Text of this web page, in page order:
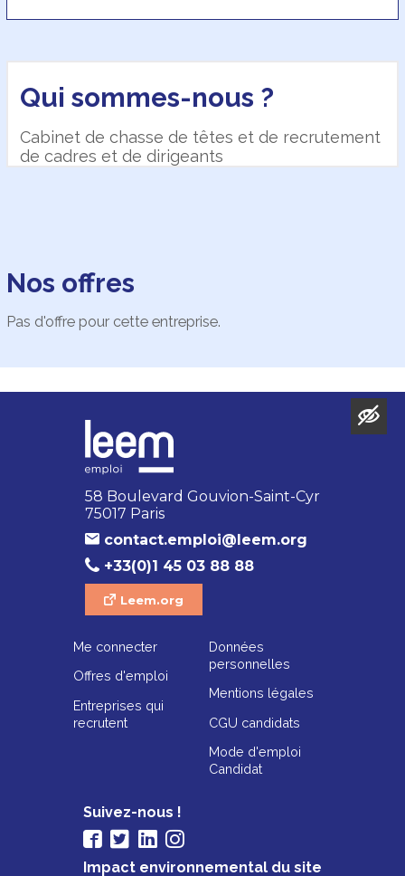
Qui sommes-nous ?
Cabinet de chasse de têtes et de recrutement
de cadres et de dirigeants
Nos offres
Pas d'offre pour cette entreprise.
58 Boulevard Gouvion-Saint-Cyr
75017 Paris
contact.emploi@leem.org
+33(0)1 45 03 88 88
Leem.org
Me connecter
Offres d'emploi
Entreprises qui
recrutent
Données
personnelles
Mentions légales
CGU candidats
Mode d'emploi
Candidat
Suivez-nous !
Impact environnemental du site